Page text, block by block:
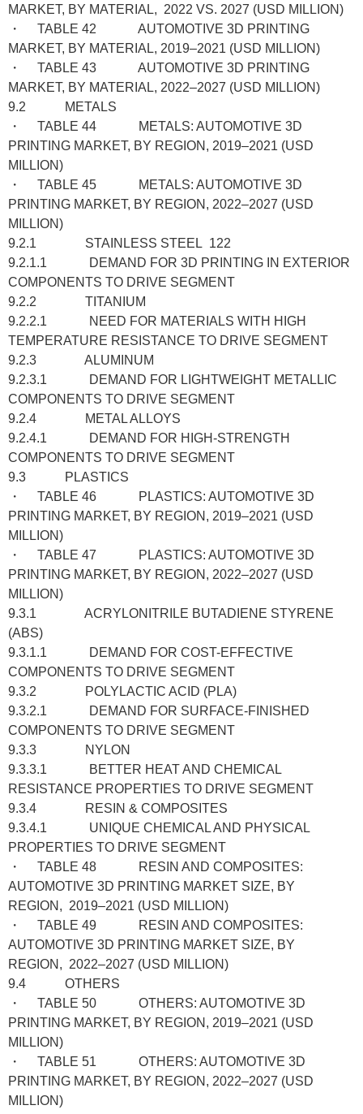
MARKET, BY MATERIAL, 2022 VS. 2027 (USD MILLION)
・ TABLE 42 AUTOMOTIVE 3D PRINTING
MARKET, BY MATERIAL, 2019–2021 (USD MILLION)
・ TABLE 43 AUTOMOTIVE 3D PRINTING
MARKET, BY MATERIAL, 2022–2027 (USD MILLION)
9.2 METALS
・ TABLE 44 METALS: AUTOMOTIVE 3D
PRINTING MARKET, BY REGION, 2019–2021 (USD
MILLION)
・ TABLE 45 METALS: AUTOMOTIVE 3D
PRINTING MARKET, BY REGION, 2022–2027 (USD
MILLION)
9.2.1 STAINLESS STEEL 122
9.2.1.1 DEMAND FOR 3D PRINTING IN EXTERIOR
COMPONENTS TO DRIVE SEGMENT
9.2.2 TITANIUM
9.2.2.1 NEED FOR MATERIALS WITH HIGH
TEMPERATURE RESISTANCE TO DRIVE SEGMENT
9.2.3 ALUMINUM
9.2.3.1 DEMAND FOR LIGHTWEIGHT METALLIC
COMPONENTS TO DRIVE SEGMENT
9.2.4 METAL ALLOYS
9.2.4.1 DEMAND FOR HIGH-STRENGTH
COMPONENTS TO DRIVE SEGMENT
9.3 PLASTICS
・ TABLE 46 PLASTICS: AUTOMOTIVE 3D
PRINTING MARKET, BY REGION, 2019–2021 (USD
MILLION)
・ TABLE 47 PLASTICS: AUTOMOTIVE 3D
PRINTING MARKET, BY REGION, 2022–2027 (USD
MILLION)
9.3.1 ACRYLONITRILE BUTADIENE STYRENE
(ABS)
9.3.1.1 DEMAND FOR COST-EFFECTIVE
COMPONENTS TO DRIVE SEGMENT
9.3.2 POLYLACTIC ACID (PLA)
9.3.2.1 DEMAND FOR SURFACE-FINISHED
COMPONENTS TO DRIVE SEGMENT
9.3.3 NYLON
9.3.3.1 BETTER HEAT AND CHEMICAL
RESISTANCE PROPERTIES TO DRIVE SEGMENT
9.3.4 RESIN & COMPOSITES
9.3.4.1 UNIQUE CHEMICAL AND PHYSICAL
PROPERTIES TO DRIVE SEGMENT
・ TABLE 48 RESIN AND COMPOSITES:
AUTOMOTIVE 3D PRINTING MARKET SIZE, BY
REGION, 2019–2021 (USD MILLION)
・ TABLE 49 RESIN AND COMPOSITES:
AUTOMOTIVE 3D PRINTING MARKET SIZE, BY
REGION, 2022–2027 (USD MILLION)
9.4 OTHERS
・ TABLE 50 OTHERS: AUTOMOTIVE 3D
PRINTING MARKET, BY REGION, 2019–2021 (USD
MILLION)
・ TABLE 51 OTHERS: AUTOMOTIVE 3D
PRINTING MARKET, BY REGION, 2022–2027 (USD
MILLION)